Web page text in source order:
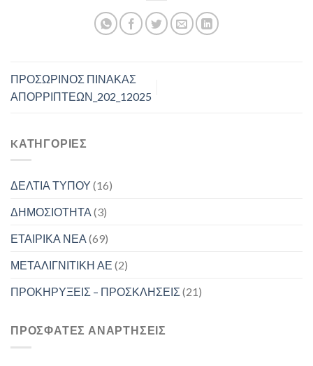
ΠΡΟΣΩΡΙΝΟΣ ΠΙΝΑΚΑΣ
ΑΠΟΡΡΙΠΤΕΩΝ_202_12025
KΑΤΗΓΟΡΊΕΣ
ΔΕΛΤΙΑ ΤΥΠΟΥ (16)
ΔΗΜΟΣΙΟΤΗΤΑ (3)
ΕΤΑΙΡΙΚΑ ΝΕΑ (69)
ΜΕΤΑΛΙΓΝΙΤΙΚΗ ΑΕ (2)
ΠΡΟΚΗΡΥΞΕΙΣ – ΠΡΟΣΚΛΗΣΕΙΣ (21)
ΠΡΟΣΦΑΤΕΣ ΑΝΑΡΤΗΣΕΙΣ